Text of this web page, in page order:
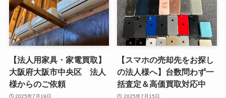
【法人用家具・家電買取】
大阪府大阪市中央区 法人
様からのご依頼
2025年7月19日
【スマホの売却先をお探し
の法人様へ】台数問わず一
括査定＆高価買取対応中
2025年7月15日